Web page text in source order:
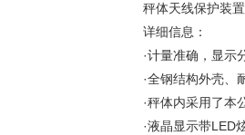
秤体天线保护装
详细信息：
·计量准确，显示
·全钢结构外壳、
·秤体内采用了本
·液晶显示带LED